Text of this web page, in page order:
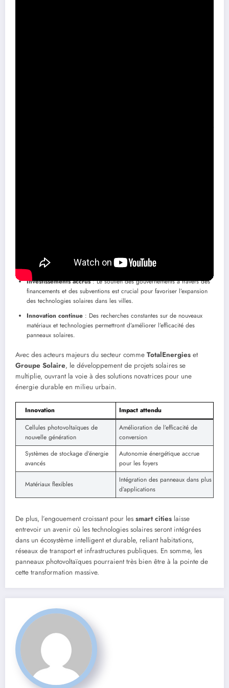
électriques sera essentielle pour accueillir une plus grande part
d’énergie solaire.
Investissements accrus: Le soutien des gouvernements à travers des
financements et des subventions est crucial pour favoriser l’expansion
des technologies solaires dans les villes.
Innovation continue : Des recherches constantes sur de nouveaux
matériaux et technologies permettront d’améliorer l’efficacité des
panneaux solaires.
Avec des acteurs majeurs du secteur comme TotalEnergies et
Groupe Solaire, le développement de projets solaires se
multiplie, ouvrant la voie à des solutions novatrices pour une
énergie durable en milieu urbain.
Innovation
Impact attendu
Cellules photovoltaïques de
nouvelle génération
Amélioration de l’efficacité de
conversion
Systèmes de stockage d’énergie
avancés
Autonomie énergétique accrue
pour les foyers
Matériaux flexibles
Intégration des panneaux dans plus
d’applications
De plus, l’engouement croissant pour les smart cities laisse
entrevoir un avenir où les technologies solaires seront intégrées
dans un écosystème intelligent et durable, reliant habitations,
réseaux de transport et infrastructures publiques. En somme, les
panneaux photovoltaïques pourraient très bien être à la pointe de
cette transformation massive.